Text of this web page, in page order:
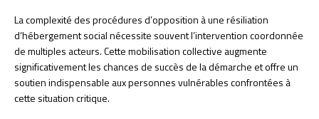
La complexité des procédures d’opposition à une résiliation
d’hébergement social nécessite souvent l’intervention coordonnée
de multiples acteurs. Cette mobilisation collective augmente
significativement les chances de succès de la démarche et offre un
soutien indispensable aux personnes vulnérables confrontées à
cette situation critique.